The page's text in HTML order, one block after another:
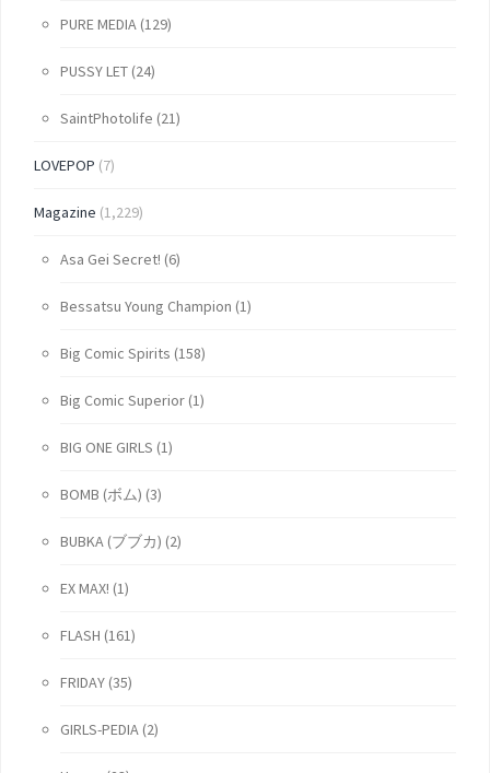
PURE MEDIA (129)
PUSSY LET (24)
SaintPhotolife (21)
LOVEPOP (7)
Magazine (1,229)
Asa Gei Secret! (6)
Bessatsu Young Champion (1)
Big Comic Spirits (158)
Big Comic Superior (1)
BIG ONE GIRLS (1)
BOMB (ボム) (3)
BUBKA (ブブカ) (2)
EX MAX! (1)
FLASH (161)
FRIDAY (35)
GIRLS-PEDIA (2)